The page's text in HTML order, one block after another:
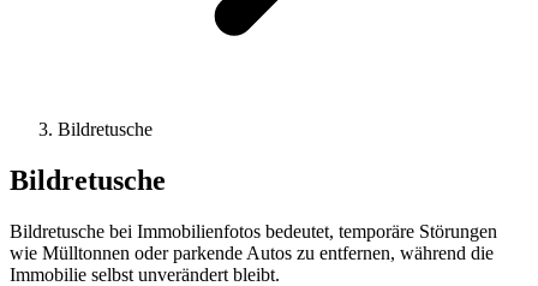
Bildretusche
Bildretusche
Bildretusche bei Immobilienfotos bedeutet, temporäre Störungen
wie Mülltonnen oder parkende Autos zu entfernen, während die
Immobilie selbst unverändert bleibt.